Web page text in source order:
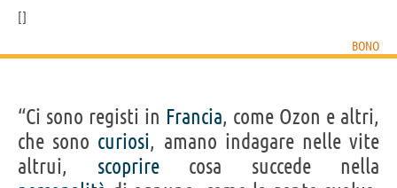
BONO
“Ci sono registi in Francia, come Ozon e altri,
che sono curiosi, amano indagare nelle vite
altrui, scoprirecosa succede nella